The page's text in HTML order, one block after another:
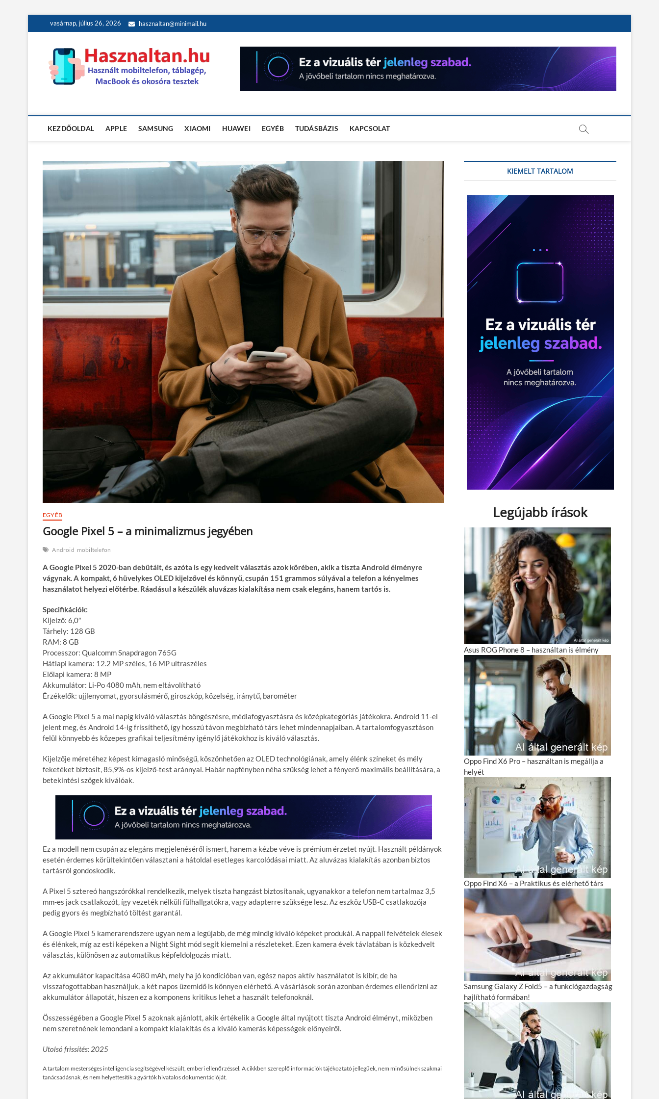
to
vasárnap, július 26, 2026 hasznaltan@minimail.hu
KEZDŐOLDAL APPLE SAMSUNG XIAOMI HUAWEI EGYÉB TUDÁSBÁZIS KAPCSOLAT
EGYÉB
Google Pixel 5 – a minimalizmus jegyében
Android mobiltelefon
A Google Pixel 5 2020-ban debütált, és azóta is egy kedvelt választás azok körében, akik a tiszta Android élményre
vágynak. A kompakt, 6 hüvelykes OLED kijelzővel és könnyű, csupán 151 grammos súlyával a telefon a kényelmes
használatot helyezi előtérbe. Ráadásul a készülék aluvázas kialakítása nem csak elegáns, hanem tartós is.
Specifikációk:
Kijelző: 6,0″
Tárhely: 128 GB
RAM: 8 GB
Processzor: Qualcomm Snapdragon 765G
Hátlapi kamera: 12.2 MP széles, 16 MP ultraszéles
Előlapi kamera: 8 MP
Akkumulátor: Li-Po 4080 mAh, nem eltávolítható
Érzékelők: ujjlenyomat, gyorsulásmérő, giroszkóp, közelség, iránytű, barométer
A Google Pixel 5 a mai napig kiváló választás böngészésre, médiafogyasztásra és középkategóriás játékokra. Android 11-el
jelent meg, és Android 14-ig frissíthető, így hosszú távon megbízható társ lehet mindennapjaiban. A tartalomfogyasztáson
felül könnyebb és közepes grafikai teljesítmény igénylő játékokhoz is kiváló választás.
Kijelzője méretéhez képest kimagasló minőségű, köszönhetően az OLED technológiának, amely élénk színeket és mély
feketéket biztosít, 85,9%-os kijelző-test aránnyal. Habár napfényben néha szükség lehet a fényerő maximális beállítására, a
betekintési szögek kiválóak.
Ez a modell nem csupán az elegáns megjelenéséről ismert, hanem a kézbe véve is prémium érzetet nyújt. Használt példányok
esetén érdemes körültekintően választani a hátoldal esetleges karcolódásai miatt. Az aluvázas kialakítás azonban biztos
tartásról gondoskodik.
A Pixel 5 sztereó hangszórókkal rendelkezik, melyek tiszta hangzást biztosítanak, ugyanakkor a telefon nem tartalmaz 3,5
mm-es jack csatlakozót, így vezeték nélküli fülhallgatókra, vagy adapterre szüksége lesz. Az eszköz USB-C csatlakozója
pedig gyors és megbízható töltést garantál.
A Google Pixel 5 kamerarendszere ugyan nem a legújabb, de még mindig kiváló képeket produkál. A nappali felvételek élesek
és élénkek, míg az esti képeken a Night Sight mód segít kiemelni a részleteket. Ezen kamera évek távlatában is közkedvelt
választás, különösen az automatikus képfeldolgozás miatt.
Az akkumulátor kapacitása 4080 mAh, mely ha jó kondícióban van, egész napos aktív használatot is kibír, de ha
visszafogottabban használjuk, a két napos üzemidő is könnyen elérhető. A vásárlások során azonban érdemes ellenőrizni az
akkumulátor állapotát, hiszen ez a komponens kritikus lehet a használt telefonoknál.
Összességében a Google Pixel 5 azoknak ajánlott, akik értékelik a Google által nyújtott tiszta Android élményt, miközben
nem szeretnének lemondani a kompakt kialakítás és a kiváló kamerás képességek előnyeiről.
Utolsó frissítés: 2025
A tartalom mesterséges intelligencia segítségével készült, emberi ellenőrzéssel. A cikkben szereplő információk tájékoztató jellegűek, nem minősülnek szakmai
tanácsadásnak, és nem helyettesítik a gyártók hivatalos dokumentációját.
KIEMELT TARTALOM
Legújabb írások
Asus ROG Phone 8 – használtan is élmény
Oppo Find X6 Pro – használtan is megállja a
helyét
Oppo Find X6 – a Praktikus és elérhető társ
Samsung Galaxy Z Fold5 – a funkciógazdagság
hajlítható formában!